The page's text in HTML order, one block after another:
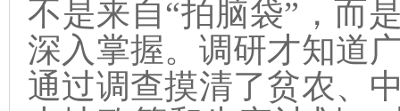
不是来自“拍脑袋”，而
深入掌握。调研才知道
通过调查摸清了贫农、